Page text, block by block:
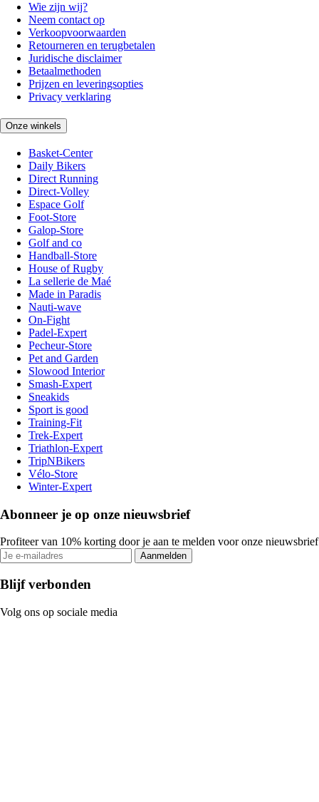
Wie zijn wij?
Neem contact op
Verkoopvoorwaarden
Retourneren en terugbetalen
Juridische disclaimer
Betaalmethoden
Prijzen en leveringsopties
Privacy verklaring
Onze winkels
Basket-Center
Daily Bikers
Direct Running
Direct-Volley
Espace Golf
Foot-Store
Galop-Store
Golf and co
Handball-Store
House of Rugby
La sellerie de Maé
Made in Paradis
Nauti-wave
On-Fight
Padel-Expert
Pecheur-Store
Pet and Garden
Slowood Interior
Smash-Expert
Sneakids
Sport is good
Training-Fit
Trek-Expert
Triathlon-Expert
TripNBikers
Vélo-Store
Winter-Expert
Abonneer je op onze nieuwsbrief
Profiteer van 10% korting door je aan te melden voor onze nieuwsbrief
Aanmelden
Blijf verbonden
Volg ons op sociale media